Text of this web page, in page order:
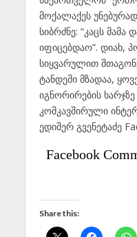
მოქალაქეს
სიბრძნე: “კაცს მამა
იფიცებდაო”. დიახ,
სიყვარულით
ტანდემი მზადაა,
იგნორირების
კომკავშირული
ედიშერ გვენეტაძე
Facebook
Share this: